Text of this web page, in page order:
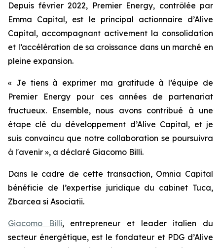
Depuis février 2022, Premier Energy, contrôlée par
Emma Capital, est le principal actionnaire d’Alive
Capital, accompagnant activement la consolidation
et l’accélération de sa croissance dans un marché en
pleine expansion.
« Je tiens à exprimer ma gratitude à l’équipe de
Premier Energy pour ces années de partenariat
fructueux. Ensemble, nous avons contribué à une
étape clé du développement d’Alive Capital, et je
suis convaincu que notre collaboration se poursuivra
à l'avenir », a déclaré Giacomo Billi.
Dans le cadre de cette transaction, Omnia Capital
bénéficie de l’expertise juridique du cabinet Tuca,
Zbarcea si Asociatii.
Giacomo Billi, entrepreneur et leader italien du
secteur énergétique, est le fondateur et PDG d’Alive